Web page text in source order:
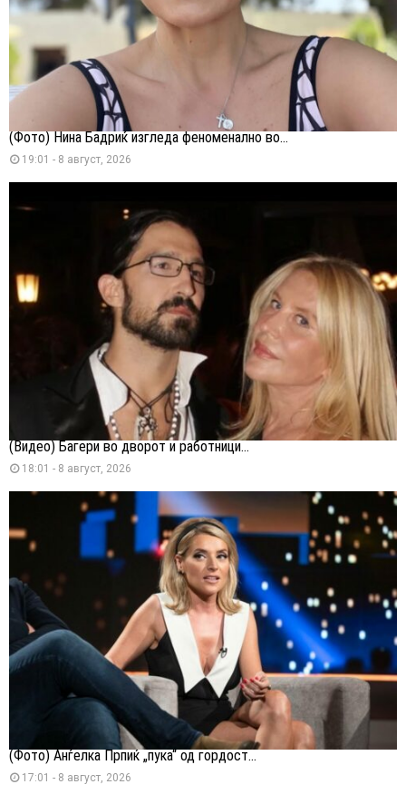
(Фото) Нина Бадриќ изгледа феноменално во...
19:01 - 8 август, 2026
(Видео) Багери во дворот и работници...
18:01 - 8 август, 2026
(Фото) Анѓелка Прпиќ „пука“ од гордост...
17:01 - 8 август, 2026